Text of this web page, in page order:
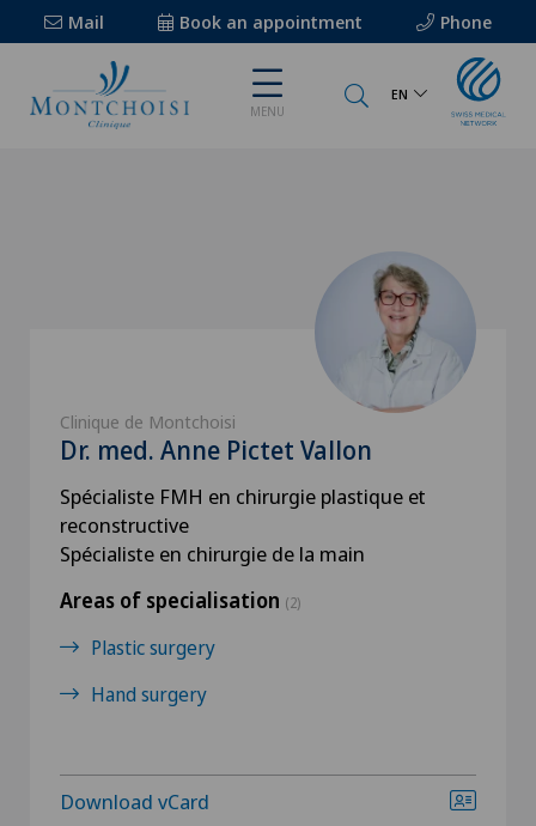
Mail Book an appointment Phone
MENU
EN
Clinique de Montchoisi
Dr. med. Anne Pictet Vallon
Spécialiste FMH en chirurgie plastique et
reconstructive
Spécialiste en chirurgie de la main
Areas of specialisation (2)
Plastic surgery
Hand surgery
Download vCard